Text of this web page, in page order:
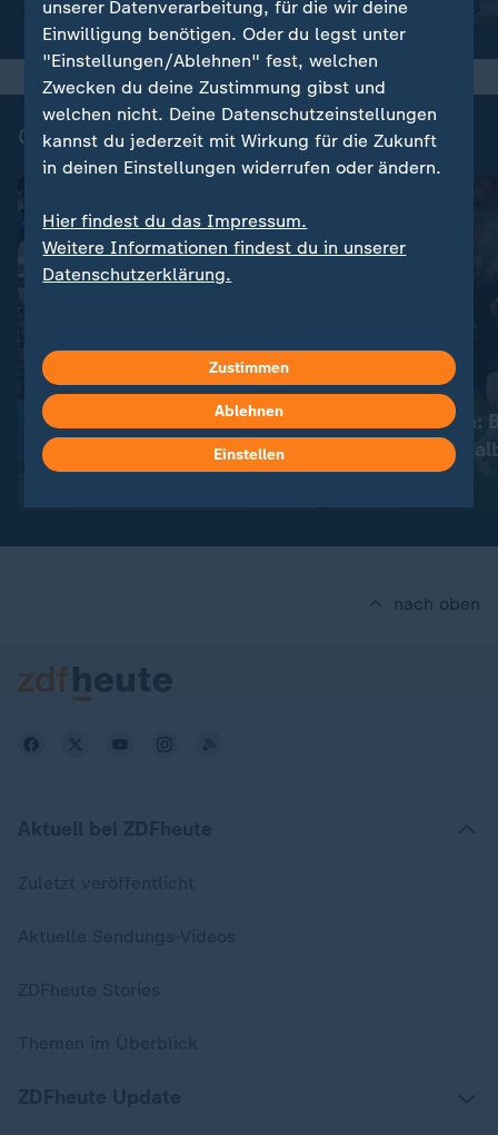
Champions League - Highlights
Champions League:
PSG schlägt Arsenal im
Elfmeterschießen
Champions League
Aus der Traum:
scheitert im
nach oben
unserer Datenverarbeitung, für die wir deine
Einwilligung benötigen. Oder du legst unter
"Einstellungen/Ablehnen" fest, welchen
Zwecken du deine Zustimmung gibst und
welchen nicht. Deine Datenschutzeinstellungen
kannst du jederzeit mit Wirkung für die Zukunft
in deinen Einstellungen widerrufen oder ändern.
Hier findest du das Impressum.
Weitere Informationen findest du in unserer
Datenschutzerklärung.
Zustimmen
Ablehnen
Einstellen